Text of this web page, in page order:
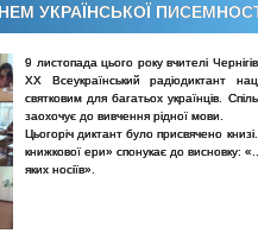
УКРАЇНСЬКОЇ
9 листопада цього року вчителі
ХХ Всеукраїнський радіодиктант
святковим для багатьох українців.
заохочує до вивчення рідної мови.
Цьогоріч диктант було присвячено
книжкової ери» спонукає до висновку:
яких носіїв».